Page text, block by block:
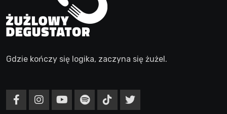
Gdzie kończy się logika, zaczyna się żużel.